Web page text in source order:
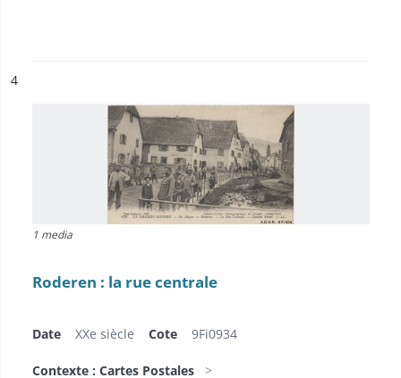
n°
4
1 media
Roderen : la rue centrale
Date XXe siècle Cote 9Fi0934
Contexte : Cartes Postales